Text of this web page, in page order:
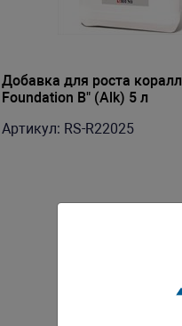
Добавка для роста
Foundation B" (Alk) 5 л
Артикул: RS-R22025